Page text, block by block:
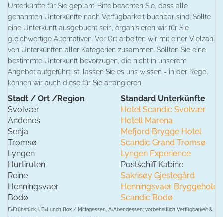
Unterkünfte für Sie geplant. Bitte beachten Sie, dass alle
genannten Unterkünfte nach Verfügbarkeit buchbar sind. Sollte
eine Unterkunft ausgebucht sein, organisieren wir für Sie
gleichwertige Alternativen. Vor Ort arbeiten wir mit einer Vielzahl
von Unterkünften aller Kategorien zusammen. Sollten Sie eine
bestimmte Unterkunft bevorzugen, die nicht in unserem
Angebot aufgeführt ist, lassen Sie es uns wissen - in der Regel
können wir auch diese für Sie arrangieren.
Stadt / Ort /Region
Standard Unterkünfte
Svolvær
Hotel Scandic Svolvær
Andenes
Hotell Marena
Senja
Mefjord Brygge Hotel
Tromsø
Scandic Grand Tromsø
Lyngen
Lyngen Experience
Hurtiruten
Postschiff Kabine
Reine
Sakrisøy Gjestegård
Henningsvaer
Henningsvaer Bryggehotell
Bodø
Scandic Bodø
F=Frühstück, LB=Lunch Box / Mittagessen, A=Abendessen; vorbehaltlich Verfügbarkeit &